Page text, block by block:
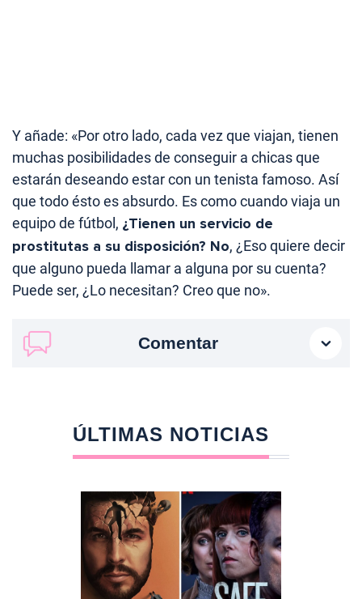
Y añade: «Por otro lado, cada vez que viajan, tienen
muchas posibilidades de conseguir a chicas que
estarán deseando estar con un tenista famoso. Así
que todo ésto es absurdo. Es como cuando viaja un
equipo de fútbol, ¿Tienen un servicio de
prostitutas a su disposición? No, ¿Eso quiere decir
que alguno pueda llamar a alguna por su cuenta?
Puede ser, ¿Lo necesitan? Creo que no».
Comentar
ÚLTIMAS NOTICIAS